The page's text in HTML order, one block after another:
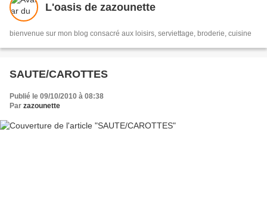
L'oasis de zazounette
bienvenue sur mon blog consacré aux loisirs, serviettage, broderie, cuisine
SAUTE/CAROTTES
Publié le 09/10/2010 à 08:38
Par zazounette